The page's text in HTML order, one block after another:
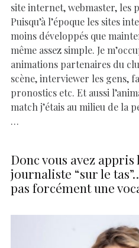
site internet, webmaster, les
Puisqu’à l’époque les sites
moins développés que
même assez simple. Je
animations partenaires du
scène, interviewer les gens,
pronostics etc. Et aussi
match j’étais au milieu de la
…
Donc vous avez
journaliste “sur le
pas forcément une